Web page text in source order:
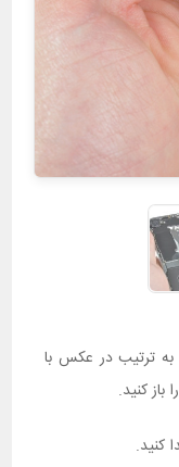
میلیمتری که به ترتیب در عکس با
کنید.
کنید.